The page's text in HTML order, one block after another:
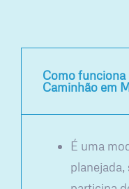
Como funciona
Caminhão em
É uma